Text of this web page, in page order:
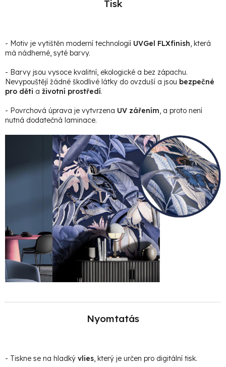
Tisk
- Motiv je vytištěn moderní technologií UVGel FLXfinish, která
má nádherné, syté barvy.
- Barvy jsou vysoce kvalitní, ekologické a bez zápachu.
Nevypouštějí žádné škodlivé látky do ovzduší a jsou bezpečné
pro děti a životní prostředí.
- Povrchová úprava je vytvrzena UV zářením, a proto není
nutná dodatečná laminace.
Nyomtatás
- Tiskne se na hladký vlies, který je určen pro digitální tisk.